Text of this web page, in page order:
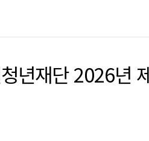
년재단 2026년